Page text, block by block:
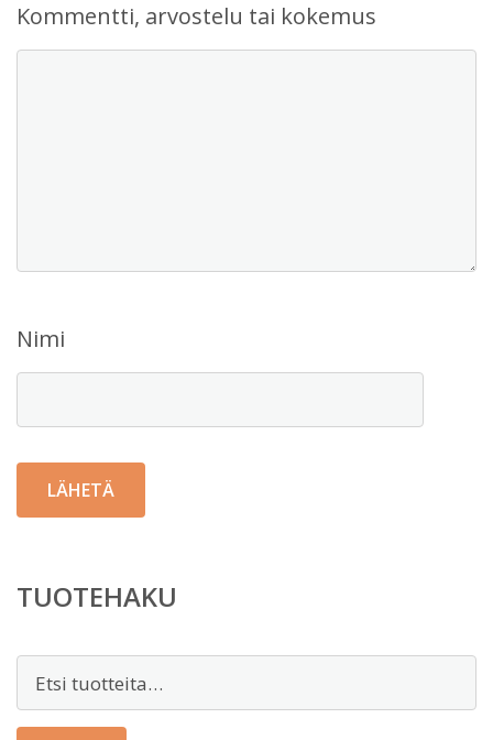
Kommentti, arvostelu tai kokemus
Nimi
TUOTEHAKU